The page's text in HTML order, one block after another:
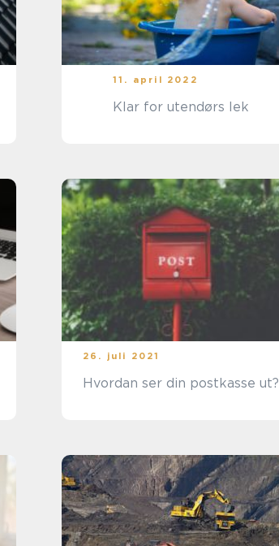
11. april 2022
Klar for utendørs lek
26. juli 2021
Hvordan ser din postkasse ut?